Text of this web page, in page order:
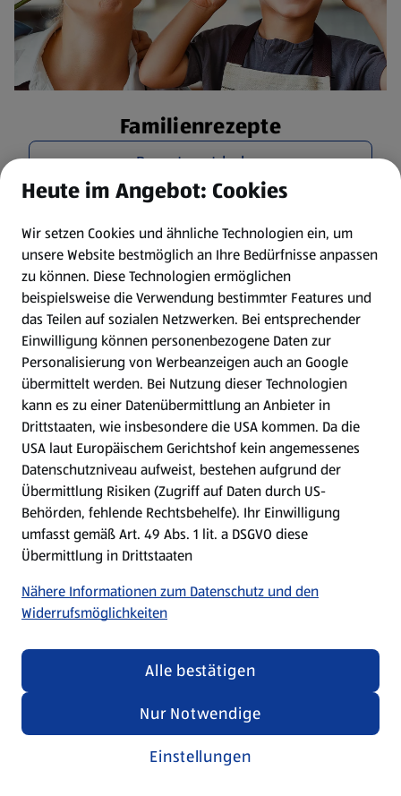
Familienrezepte
Rezepte entdecken
Kochen für Kinder
Rezepte entdecken
Heute im Angebot: Cookies
Wir setzen Cookies und ähnliche Technologien ein, um
unsere Website bestmöglich an Ihre Bedürfnisse anpassen
zu können. Diese Technologien ermöglichen
beispielsweise die Verwendung bestimmter Features und
das Teilen auf sozialen Netzwerken. Bei entsprechender
Einwilligung können personenbezogene Daten zur
Personalisierung von Werbeanzeigen auch an Google
übermittelt werden. Bei Nutzung dieser Technologien
kann es zu einer Datenübermittlung an Anbieter in
Drittstaaten, wie insbesondere die USA kommen. Da die
USA laut Europäischem Gerichtshof kein angemessenes
Datenschutzniveau aufweist, bestehen aufgrund der
Übermittlung Risiken (Zugriff auf Daten durch US-
Behörden, fehlende Rechtsbehelfe). Ihr Einwilligung
umfasst gemäß Art. 49 Abs. 1 lit. a DSGVO diese
Übermittlung in Drittstaaten
Nähere Informationen zum Datenschutz und den
Widerrufsmöglichkeiten
Einstellungen
Nur Notwendige
Alle bestätigen